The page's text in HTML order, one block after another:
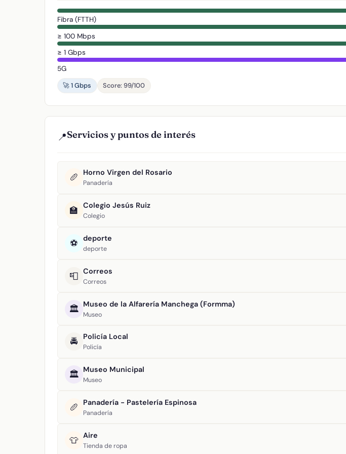
Fibra (FTTH)
≥ 100 Mbps
≥ 1 Gbps
5G
🚀 1 Gbps
Score: 99/100
📍Servicios y puntos de interés
🥖 Horno Virgen del Rosario
Panadería
🏫 Colegio Jesús Ruiz
Colegio
⚽ deporte
deporte
📮 Correos
Correos
🏛️ Museo de la Alfarería Manchega (Formma)
Museo
🚔 Policía Local
Policía
🏛️ Museo Municipal
Museo
🥖 Panadería - Pastelería Espinosa
Panadería
👕 Aire
Tienda de ropa